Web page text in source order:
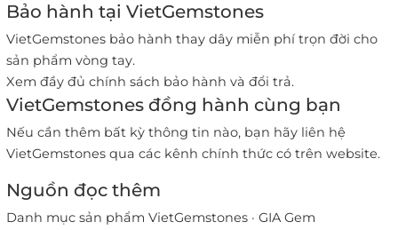
Bảo hành tại VietGemstones
VietGemstones bảo hành thay dây miễn phí trọn đời cho
sản phẩm vòng tay.
Xem đầy đủ chính sách bảo hành và đổi trả.
VietGemstones đồng hành cùng bạn
Nếu cần thêm bất kỳ thông tin nào, bạn hãy liên hệ
VietGemstones qua các kênh chính thức có trên website.
Nguồn đọc thêm
Danh mục sản phẩm VietGemstones · GIA Gem